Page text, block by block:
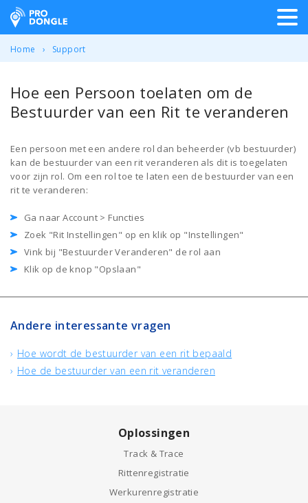
ProDongle Track & Trace
Home Support
Hoe een Persoon toelaten om de
Bestuurder van een Rit te veranderen
Een persoon met een andere rol dan beheerder (vb bestuurder)
kan de bestuurder van een rit veranderen als dit is toegelaten
voor zijn rol. Om een rol toe te laten een de bestuurder van een
rit te veranderen:
Ga naar Account > Functies
Zoek "Rit Instellingen" op en klik op "Instellingen"
Vink bij "Bestuurder Veranderen" de rol aan
Klik op de knop "Opslaan"
Andere interessante vragen
Hoe wordt de bestuurder van een rit bepaald
Hoe de bestuurder van een rit veranderen
Oplossingen
Track & Trace
Rittenregistratie
Werkurenregistratie